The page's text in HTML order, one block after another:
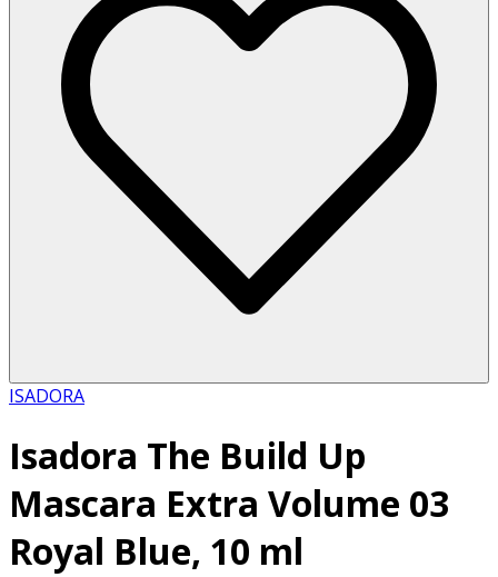
ISADORA
Isadora The Build Up
Mascara Extra Volume 03
Royal Blue, 10 ml